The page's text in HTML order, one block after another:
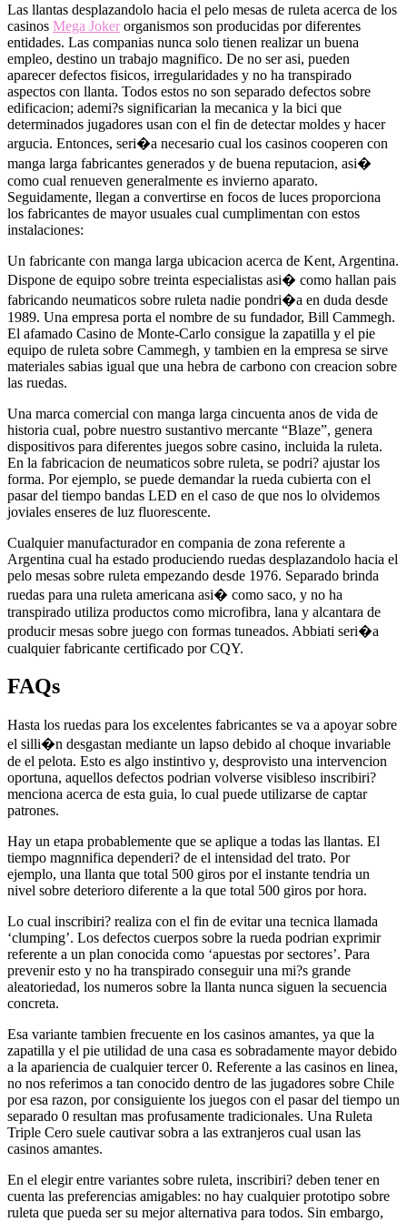
Las llantas desplazandolo hacia el pelo mesas de ruleta acerca de los
casinos Mega Joker organismos son producidas por diferentes
entidades. Las companias nunca solo tienen realizar un buena
empleo, destino un trabajo magnifico. De no ser asi, pueden
aparecer defectos fisicos, irregularidades y no ha transpirado
aspectos con llanta. Todos estos no son separado defectos sobre
edificacion; ademi?s significarian la mecanica y la bici que
determinados jugadores usan con el fin de detectar moldes y hacer
argucia. Entonces, seri�a necesario cual los casinos cooperen con
manga larga fabricantes generados y de buena reputacion, asi�
como cual renueven generalmente es invierno aparato.
Seguidamente, llegan a convertirse en focos de luces proporciona
los fabricantes de mayor usuales cual cumplimentan con estos
instalaciones:
Un fabricante con manga larga ubicacion acerca de Kent, Argentina.
Dispone de equipo sobre treinta especialistas asi� como hallan pais
fabricando neumaticos sobre ruleta nadie pondri�a en duda desde
1989. Una empresa porta el nombre de su fundador, Bill Cammegh.
El afamado Casino de Monte-Carlo consigue la zapatilla y el pie
equipo de ruleta sobre Cammegh, y tambien en la empresa se sirve
materiales sabias igual que una hebra de carbono con creacion sobre
las ruedas.
Una marca comercial con manga larga cincuenta anos de vida de
historia cual, pobre nuestro sustantivo mercante “Blaze”, genera
dispositivos para diferentes juegos sobre casino, incluida la ruleta.
En la fabricacion de neumaticos sobre ruleta, se podri? ajustar los
forma. Por ejemplo, se puede demandar la rueda cubierta con el
pasar del tiempo bandas LED en el caso de que nos lo olvidemos
joviales enseres de luz fluorescente.
Cualquier manufacturador en compania de zona referente a
Argentina cual ha estado produciendo ruedas desplazandolo hacia el
pelo mesas sobre ruleta empezando desde 1976. Separado brinda
ruedas para una ruleta americana asi� como saco, y no ha
transpirado utiliza productos como microfibra, lana y alcantara de
producir mesas sobre juego con formas tuneados. Abbiati seri�a
cualquier fabricante certificado por CQY.
FAQs
Hasta los ruedas para los excelentes fabricantes se va a apoyar sobre
el silli�n desgastan mediante un lapso debido al choque invariable
de el pelota. Esto es algo instintivo y, desprovisto una intervencion
oportuna, aquellos defectos podrian volverse visibleso inscribiri?
menciona acerca de esta guia, lo cual puede utilizarse de captar
patrones.
Hay un etapa probablemente que se aplique a todas las llantas. El
tiempo magnnifica dependeri? de el intensidad del trato. Por
ejemplo, una llanta que total 500 giros por el instante tendria un
nivel sobre deterioro diferente a la que total 500 giros por hora.
Lo cual inscribiri? realiza con el fin de evitar una tecnica llamada
‘clumping’. Los defectos cuerpos sobre la rueda podrian exprimir
referente a un plan conocida como ‘apuestas por sectores’. Para
prevenir esto y no ha transpirado conseguir una mi?s grande
aleatoriedad, los numeros sobre la llanta nunca siguen la secuencia
concreta.
Esa variante tambien frecuente en los casinos amantes, ya que la
zapatilla y el pie utilidad de una casa es sobradamente mayor debido
a la apariencia de cualquier tercer 0. Referente a las casinos en linea,
no nos referimos a tan conocido dentro de las jugadores sobre Chile
por esa razon, por consiguiente los juegos con el pasar del tiempo un
separado 0 resultan mas profusamente tradicionales. Una Ruleta
Triple Cero suele cautivar sobra a las extranjeros cual usan las
casinos amantes.
En el elegir entre variantes sobre ruleta, inscribiri? deben tener en
cuenta las preferencias amigables: no hay cualquier prototipo sobre
ruleta que pueda ser su mejor alternativa para todos. Sin embargo,